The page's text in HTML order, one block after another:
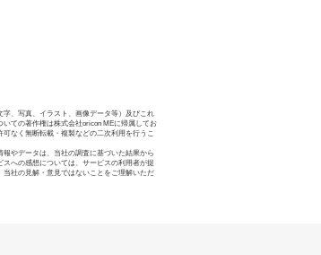
字、写真、イラスト、画像データ等）及びこれ
いての著作権は株式会社oricon MEに帰属してお
なく無断転載・複製などの二次利用を行うこ
報やデータは、当社の調査に基づいた結果から
スへの感想については、サービスの利用者が提
当社の見解・意見ではないことをご理解いただ